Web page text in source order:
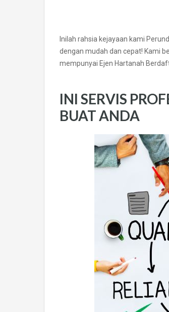
Inilah rahsia kejayaan kami
dengan mudah dan cepat! Kami
mempunyai Ejen Hartanah
INI SERVIS
BUAT ANDA